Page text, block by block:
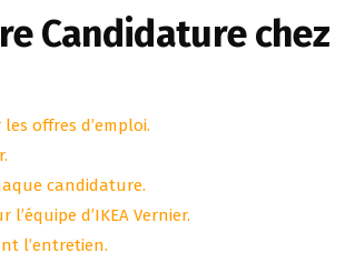
Candidature chez
offres d’emploi.
candidature.
d’IKEA Vernier.
l’entretien.